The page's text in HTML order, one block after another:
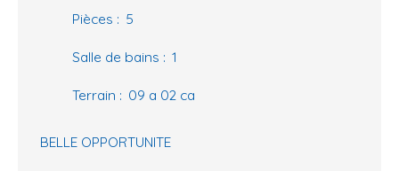
Pièces : 5
Salle de bains : 1
Terrain : 09 a 02 ca
BELLE OPPORTUNITE